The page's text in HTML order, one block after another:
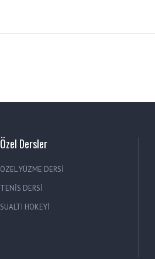
Özel Dersler
ÖZEL YÜZME DERSİ
TENİS DERSİ
SUALTI HOKEYİ